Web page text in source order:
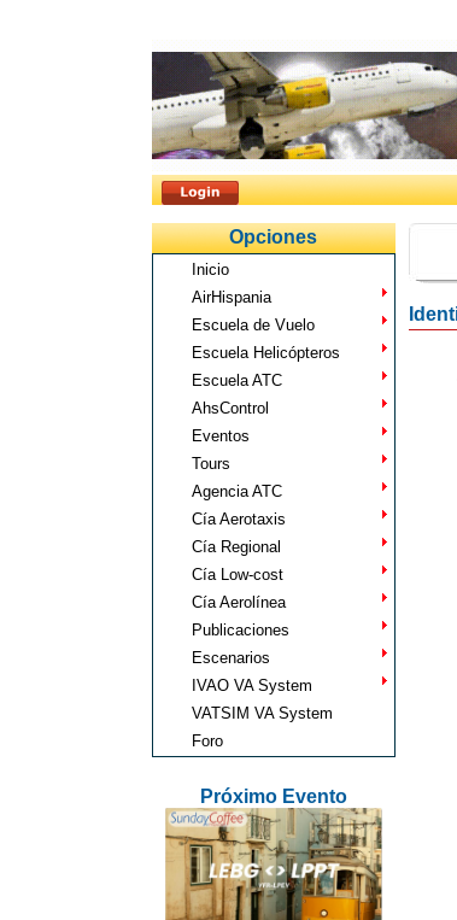
Opciones
Inicio
AirHispania
Escuela de Vuelo
Escuela Helicópteros
Escuela ATC
AhsControl
Eventos
Tours
Agencia ATC
Cía Aerotaxis
Cía Regional
Cía Low-cost
Cía Aerolínea
Publicaciones
Escenarios
IVAO VA System
VATSIM VA System
Foro
Próximo Evento